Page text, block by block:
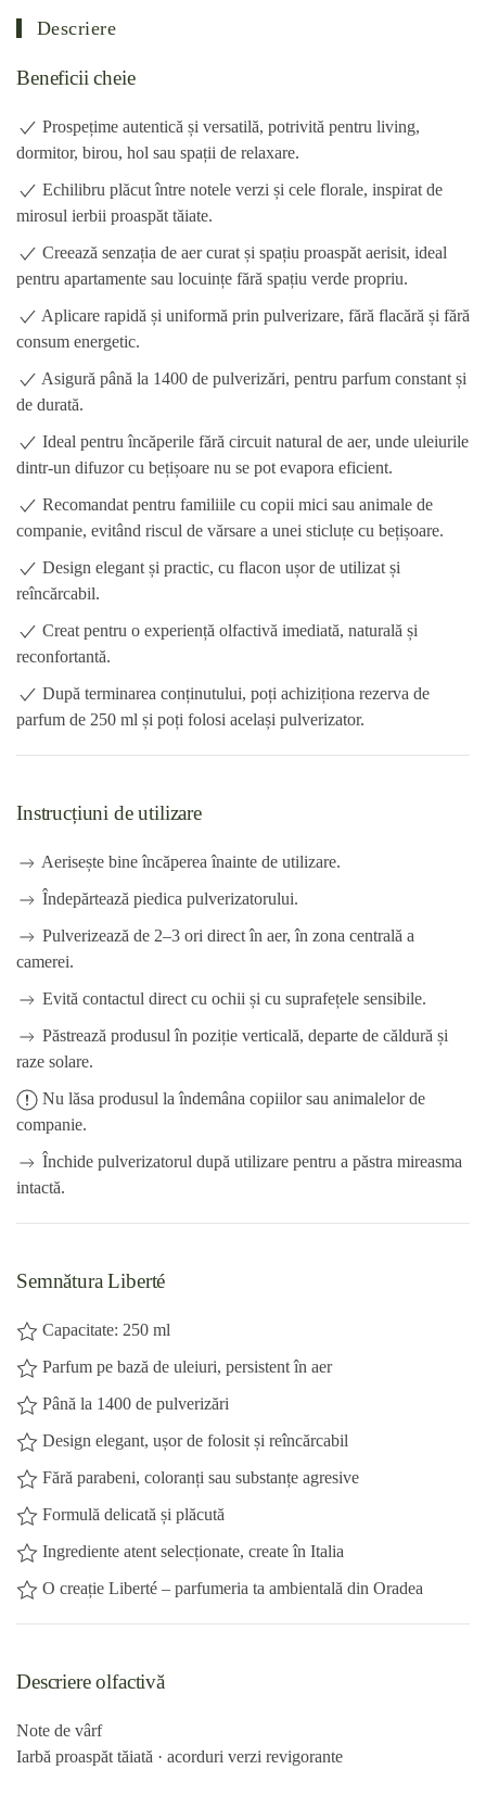
Descriere
Beneficii cheie
Prospețime autentică și versatilă, potrivită pentru living,
dormitor, birou, hol sau spații de relaxare.
Echilibru plăcut între notele verzi și cele florale, inspirat de
mirosul ierbii proaspăt tăiate.
Creează senzația de aer curat și spațiu proaspăt aerisit, ideal
pentru apartamente sau locuințe fără spațiu verde propriu.
Aplicare rapidă și uniformă prin pulverizare, fără flacără și fără
consum energetic.
Asigură până la 1400 de pulverizări, pentru parfum constant și
de durată.
Ideal pentru încăperile fără circuit natural de aer, unde uleiurile
dintr-un difuzor cu bețișoare nu se pot evapora eficient.
Recomandat pentru familiile cu copii mici sau animale de
companie, evitând riscul de vărsare a unei sticluțe cu bețișoare.
Design elegant și practic, cu flacon ușor de utilizat și
reîncărcabil.
Creat pentru o experiență olfactivă imediată, naturală și
reconfortantă.
După terminarea conținutului, poți achiziționa rezerva de
parfum de 250 ml și poți folosi același pulverizator.
Instrucțiuni de utilizare
Aerisește bine încăperea înainte de utilizare.
Îndepărtează piedica pulverizatorului.
Pulverizează de 2–3 ori direct în aer, în zona centrală a
camerei.
Evită contactul direct cu ochii și cu suprafețele sensibile.
Păstrează produsul în poziție verticală, departe de căldură și
raze solare.
Nu lăsa produsul la îndemâna copiilor sau animalelor de
companie.
Închide pulverizatorul după utilizare pentru a păstra mireasma
intactă.
Semnătura Liberté
Capacitate: 250 ml
Parfum pe bază de uleiuri, persistent în aer
Până la 1400 de pulverizări
Design elegant, ușor de folosit și reîncărcabil
Fără parabeni, coloranți sau substanțe agresive
Formulă delicată și plăcută
Ingrediente atent selecționate, create în Italia
O creație Liberté – parfumeria ta ambientală din Oradea
Descriere olfactivă
Note de vârf
Iarbă proaspăt tăiată · acorduri verzi revigorante